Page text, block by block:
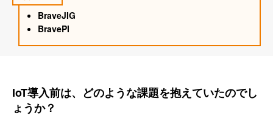
BraveJIG
BravePI
IoT導入前は、どのような課題を抱えていたのでし
ょうか？